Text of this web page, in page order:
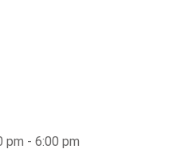
pm - 6:00 pm